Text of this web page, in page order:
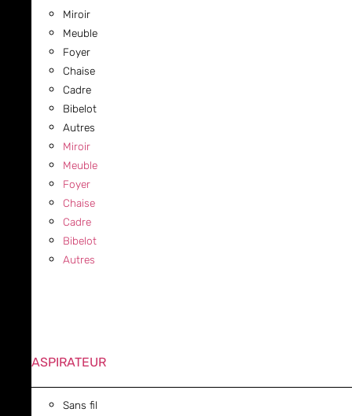
Miroir
Meuble
Foyer
Chaise
Cadre
Bibelot
Autres
Miroir
Meuble
Foyer
Chaise
Cadre
Bibelot
Autres
ASPIRATEUR
Sans fil